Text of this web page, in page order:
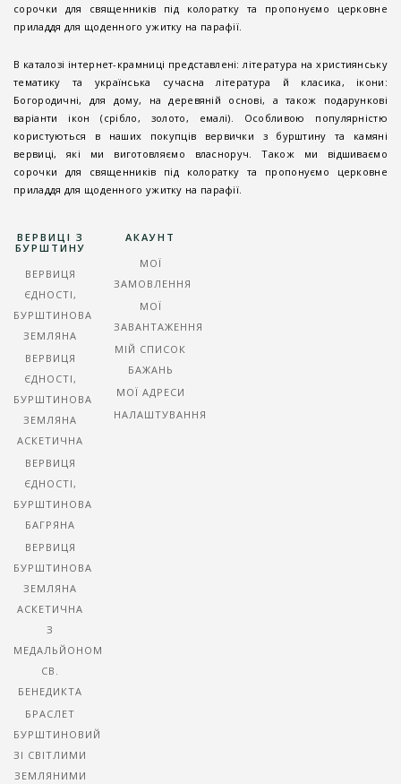
сорочки для священників під колоратку та пропонуємо церковне
приладдя для щоденного ужитку на парафії.
В каталозі інтернет-крамниці представлені: література на християнську
тематику та українська сучасна література й класика, ікони:
Богородичні, для дому, на деревяній основі, а також подарункові
варіанти ікон (срібло, золото, емалі). Особливою популярністю
користуються в наших покупців вервички з бурштину та камяні
вервиці, які ми виготовляємо власноруч. Також ми відшиваємо
сорочки для священників під колоратку та пропонуємо церковне
приладдя для щоденного ужитку на парафії.
ВЕРВИЦІ З
БУРШТИНУ
ВЕРВИЦЯ
ЄДНОСТІ,
БУРШТИНОВА
ЗЕМЛЯНА
ВЕРВИЦЯ
ЄДНОСТІ,
БУРШТИНОВА
ЗЕМЛЯНА
АСКЕТИЧНА
ВЕРВИЦЯ
ЄДНОСТІ,
БУРШТИНОВА
БАГРЯНА
ВЕРВИЦЯ
БУРШТИНОВА
ЗЕМЛЯНА
АСКЕТИЧНА
З
МЕДАЛЬЙОНОМ
СВ.
БЕНЕДИКТА
БРАСЛЕТ
БУРШТИНОВИЙ
ЗІ СВІТЛИМИ
ЗЕМЛЯНИМИ
АКАУНТ
МОЇ
ЗАМОВЛЕННЯ
МОЇ
ЗАВАНТАЖЕННЯ
МІЙ СПИСОК
БАЖАНЬ
МОЇ АДРЕСИ
НАЛАШТУВАННЯ